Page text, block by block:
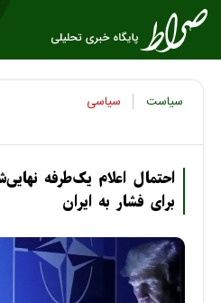
سیاست سیاسی
احتمال اعلام یک‌طرفه
برای فشار به ایران